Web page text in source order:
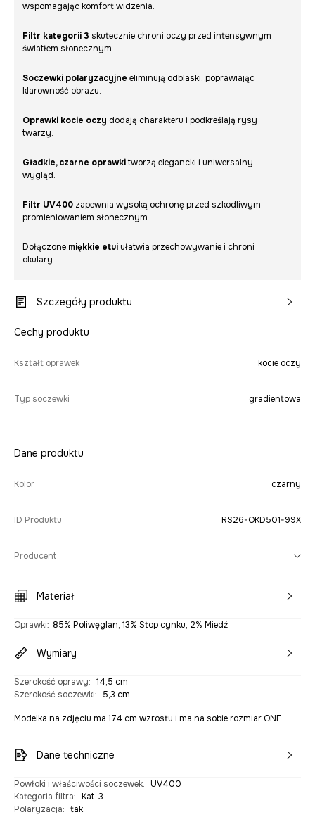
wspomagając komfort widzenia.
Filtr kategorii 3 skutecznie chroni oczy przed intensywnym
światłem słonecznym.
Soczewki polaryzacyjne eliminują odblaski, poprawiając
klarowność obrazu.
Oprawki kocie oczy dodają charakteru i podkreślają rysy
twarzy.
Gładkie, czarne oprawkitworzą elegancki i uniwersalny
wygląd.
Filtr UV400 zapewnia wysoką ochronę przed szkodliwym
promieniowaniem słonecznym.
Dołączone miękkie etui ułatwia przechowywanie i chroni
okulary.
Szczegóły produktu
Cechy produktu
Kształt oprawek kocie oczy
Typ soczewki gradientowa
Dane produktu
Kolor czarny
ID Produktu RS26-OKD501-99X
Producent
Materiał
Oprawki: 85% Poliwęglan, 13% Stop cynku, 2% Miedź
Wymiary
Szerokość oprawy: 14,5 cm
Szerokość soczewki: 5,3 cm
Modelka na zdjęciu ma 174 cm wzrostu i ma na sobie rozmiar ONE.
Dane techniczne
Powłoki i właściwości soczewek: UV400
Kategoria filtra: Kat. 3
Polaryzacja: tak